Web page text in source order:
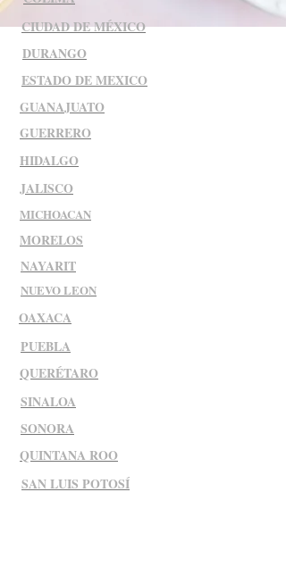
CIUDAD DE MÉXICO
DURANGO
ESTADO DE MEXICO
GUANAJUATO
GUERRERO
HIDALGO
JALISCO
MICHOACAN
MORELOS
NAYARIT
NUEVO LEON
OAXACA
PUEBLA
QUERÉTARO
SINALOA
SONORA
QUINTANA ROO
SAN LUIS POTOSÍ